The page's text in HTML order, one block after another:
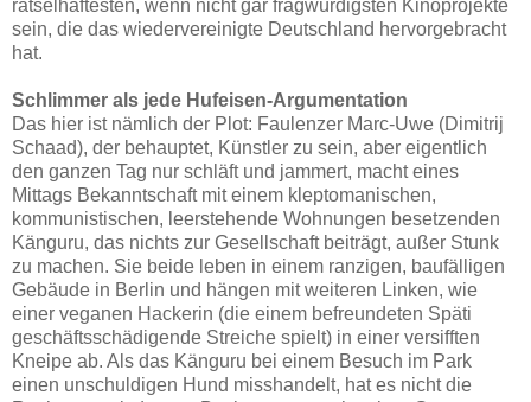
rätselhaftesten, wenn nicht gar fragwürdigsten Kinoprojekte
sein, die das wiedervereinigte Deutschland hervorgebracht
hat.
Schlimmer als jede Hufeisen-Argumentation
Das hier ist nämlich der Plot: Faulenzer Marc-Uwe (Dimitrij
Schaad), der behauptet, Künstler zu sein, aber eigentlich
den ganzen Tag nur schläft und jammert, macht eines
Mittags Bekanntschaft mit einem kleptomanischen,
kommunistischen, leerstehende Wohnungen besetzenden
Känguru, das nichts zur Gesellschaft beiträgt, außer Stunk
zu machen. Sie beide leben in einem ranzigen, baufälligen
Gebäude in Berlin und hängen mit weiteren Linken, wie
einer veganen Hackerin (die einem befreundeten Späti
geschäftsschädigende Streiche spielt) in einer versifften
Kneipe ab. Als das Känguru bei einem Besuch im Park
einen unschuldigen Hund misshandelt, hat es nicht die